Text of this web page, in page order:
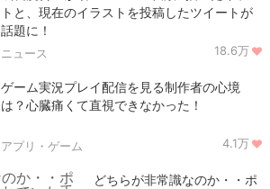
トと、現在のイラストを投稿したツイートが
話題に！
ニュース 18.6万
ゲーム実況プレイ配信を見る制作者の心境
は？心臓痛くて直視できなかった！
アプリ・ゲーム 4.1万
どちらが非常識なのか・・ポ